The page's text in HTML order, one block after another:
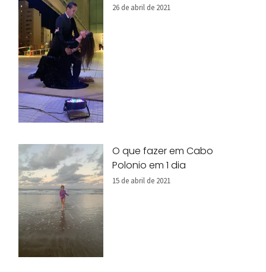
26 de abril de 2021
O que fazer em Cabo
Polonio em 1 dia
15 de abril de 2021